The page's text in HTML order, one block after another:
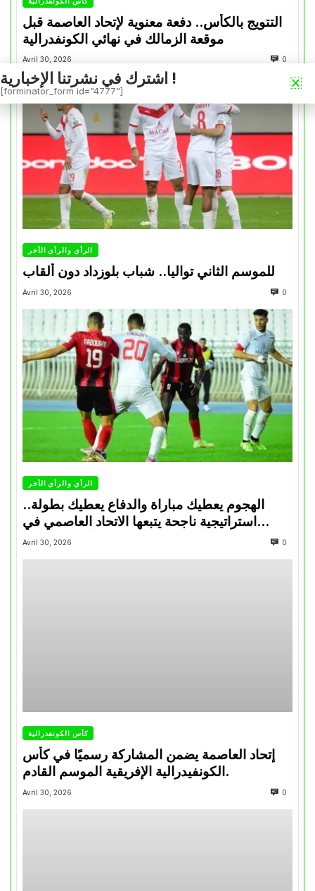
التتويج بالكأس.. دفعة معنوية لإتحاد العاصمة قبل
موقعة الزمالك في نهائي الكونفدرالية
Avril 30, 2026 0
الرأي والرأي الأخر
للموسم الثاني تواليا.. شباب بلوزداد دون ألقاب
Avril 30, 2026 0
الرأي والرأي الأخر
الهجوم يعطيك مباراة والدفاع يعطيك بطولة..
استراتيجية ناجحة يتبعها الاتحاد العاصمي في
تتويجاته آخر السنوات
Avril 30, 2026 0
كأس الكونفدرالية
إتحاد العاصمة يضمن المشاركة رسميًا في كأس
الكونفيدرالية الإفريقية الموسم القادم.
Avril 30, 2026 0
اشترك في نشرتنا الإخبارية !
[forminator_form id="4777"]